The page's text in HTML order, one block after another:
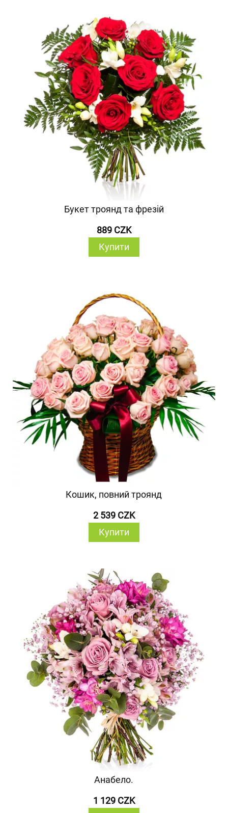
Букет троянд та фрезій
889 CZK
Купити
Кошик, повний троянд
2 539 CZK
Купити
Анабело.
1 129 CZK